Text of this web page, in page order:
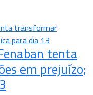
tenta
em prejuízo;